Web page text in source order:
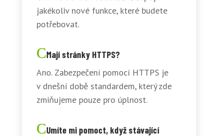
jakékoliv nové funkce, které budete
potřebovat.
Mají stránky HTTPS?
Ano. Zabezpečení pomocí HTTPS je
v dnešní době standardem, který zde
zmiňujeme pouze pro úplnost.
Umíte mi pomoct, když stávající